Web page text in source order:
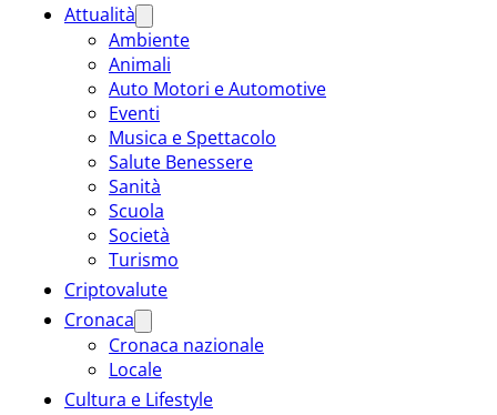
Attualità
Ambiente
Animali
Auto Motori e Automotive
Eventi
Musica e Spettacolo
Salute Benessere
Sanità
Scuola
Società
Turismo
Criptovalute
Cronaca
Cronaca nazionale
Locale
Cultura e Lifestyle